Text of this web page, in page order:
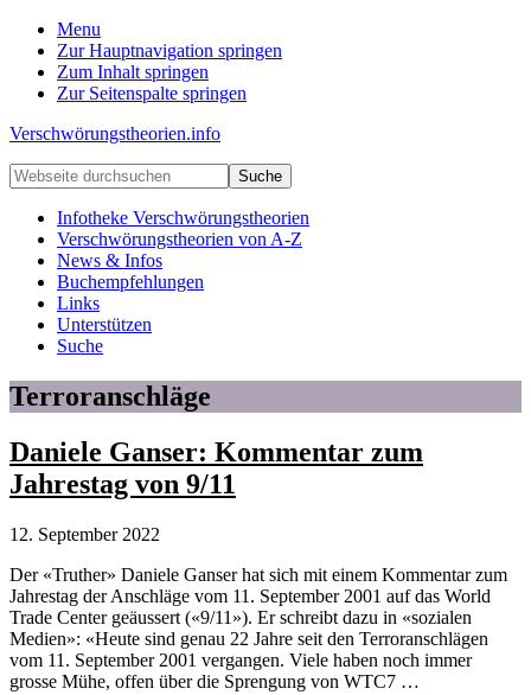
Menu
Zur Hauptnavigation springen
Zum Inhalt springen
Zur Seitenspalte springen
Verschwörungstheorien.info
Beiträge
zu
Merkmalen,
Funktionen
Risiken
konspirationistischen
Denkens
Webseite
durchsuchen
Infotheke Verschwörungstheorien
Verschwörungstheorien von A-Z
News & Infos
Buchempfehlungen
Links
Unterstützen
Suche
Terroranschläge
Daniele Ganser: Kommentar zum
Jahrestag von 9/11
12. September 2022
Der «Truther» Daniele Ganser hat sich mit einem Kommentar zum
Jahrestag der Anschläge vom 11. September 2001 auf das World
Trade Center geäussert («9/11»). Er schreibt dazu in «sozialen
Medien»: «Heute sind genau 22 Jahre seit den Terroranschlägen
vom 11. September 2001 vergangen. Viele haben noch immer
grosse Mühe, offen über die Sprengung von WTC7 …